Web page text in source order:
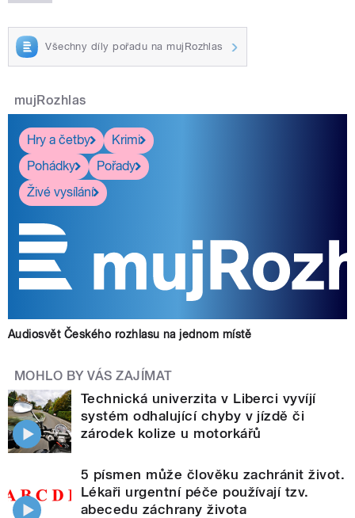
Všechny díly pořadu na mujRozhlas
mujRozhlas
Hry a četby
Krimi
Pohádky
Pořady
Živé vysílání
Audiosvět Českého rozhlasu na jednom místě
MOHLO BY VÁS ZAJÍMAT
Technická univerzita v Liberci vyvíjí
systém odhalující chyby v jízdě či
zárodek kolize u motorkářů
5 písmen může člověku zachránit život.
Lékaři urgentní péče používají tzv.
abecedu záchrany života